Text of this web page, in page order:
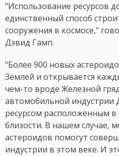
"Использование ресурсов
единственный способ
сооружения в космосе,"
Дэвид Гамп.
"Более 900 новых
Землей и открывается
чем-то вроде Железной
автомобильной
ресурсом расположенным в
близости. В нашем случае,
астероидов помогут
индустрии в этом веке. И